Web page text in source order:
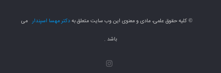
© کلیه حقوق علمی، مادی و معنوی این وب سایت متعلق بهدکتر مهسا اسپندار می
باشد .